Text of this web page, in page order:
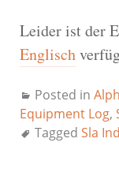
Leider ist der
Englisch
Posted in
Equipment Log,
Tagged Sla